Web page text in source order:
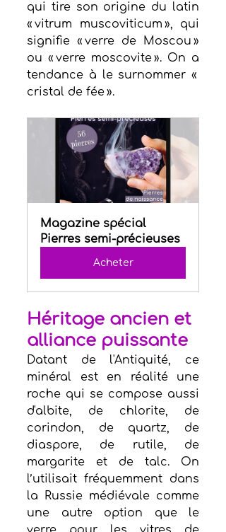
qui tire son origine du latin
« vitrum muscoviticum », qui
signifie « verre de Moscou »
ou « verre moscovite ». On a
tendance à le surnommer «
cristal de fée ».
Magazine spécial
Pierres semi-précieuses
Acheter
Héritage ancien et
alliance puissante
Datant de l'Antiquité, ce
minéral est en réalité une
roche qui se compose aussi
d'albite, de chlorite, de
corindon, de quartz, de
diaspore, de rutile, de
margarite et de talc. On
l’utilisait fréquemment dans
la Russie médiévale comme
une autre option que le